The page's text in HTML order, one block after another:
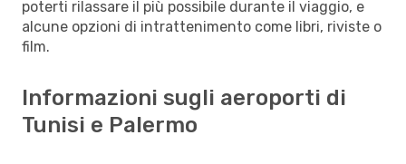
poterti rilassare il più possibile durante il viaggio, e
alcune opzioni di intrattenimento come libri, riviste o
film.
Informazioni sugli aeroporti di
Tunisi e Palermo